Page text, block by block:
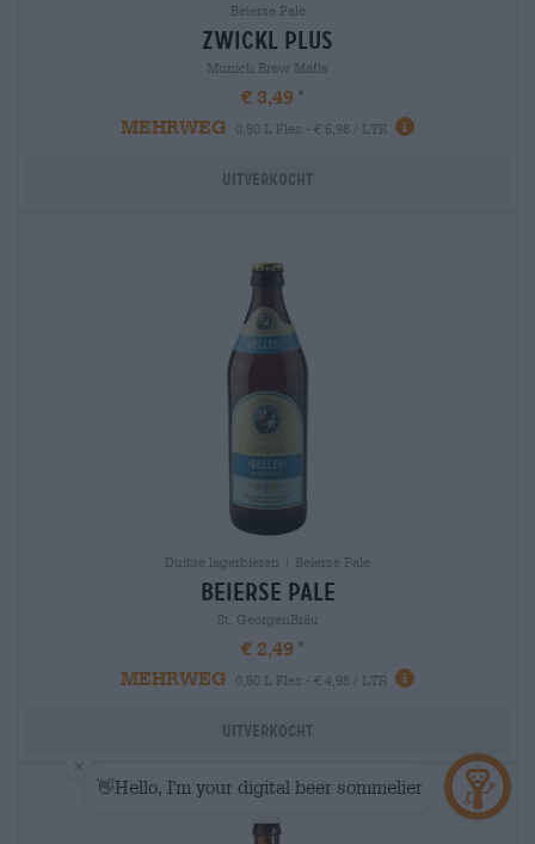
Beierse Pale
zwickl plus
Munich Brew Mafia
€ 3,49
MEHRWEG
0,50 L Fles - € 6,98 / LTR
Uitverkocht
Duitse lagerbieren | Beierse Pale
Beierse Pale
St. GeorgenBräu
€ 2,49
MEHRWEG
0,50 L Fles - € 4,98 / LTR
Uitverkocht